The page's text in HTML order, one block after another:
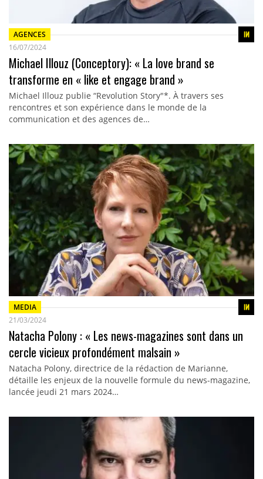
AGENCES
16/07/2024
Michael Illouz (Conceptory): « La love brand se
transforme en « like et engage brand »
Michael Illouz publie “Revolution Story"*. À travers ses
rencontres et son expérience dans le monde de la
communication et des agences de…
MEDIA
21/03/2024
Natacha Polony : « Les news-magazines sont dans un
cercle vicieux profondément malsain »
Natacha Polony, directrice de la rédaction de Marianne,
détaille les enjeux de la nouvelle formule du news-magazine,
lancée jeudi 21 mars 2024…